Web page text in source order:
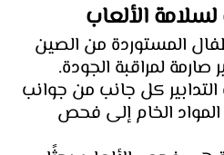
لسلامة الألعاب
المستوردة من الصين
صارمة لمراقبة الجودة.
كل جانب من جوانب
المواد الخام إلى فحص